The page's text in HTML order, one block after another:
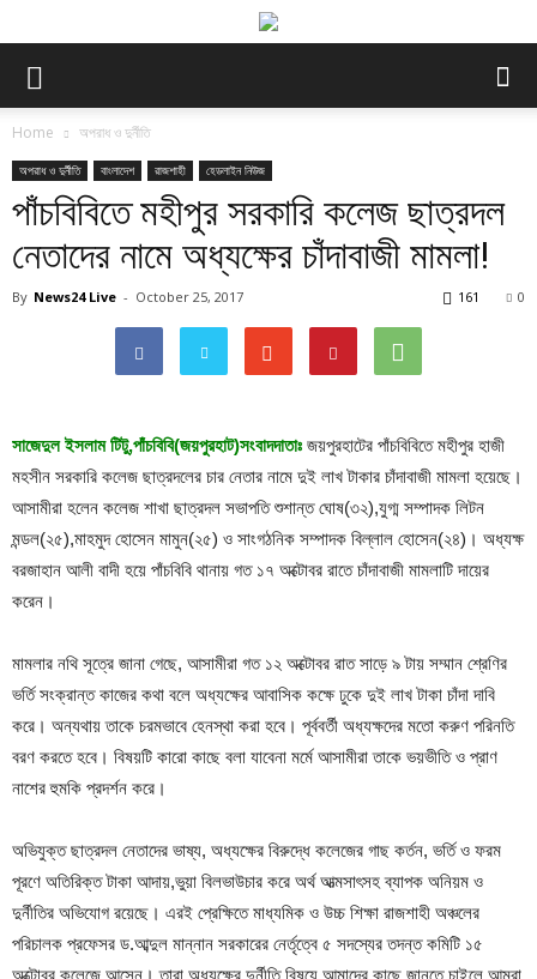
Home অপরাধ ও দুর্নীতি
অপরাধ ও দুর্নীতি বাংলাদেশ রাজশাহী হেডলাইন নিউজ
পাঁচবিবিতে মহীপুর সরকারি কলেজ ছাত্রদল
নেতাদের নামে অধ্যক্ষের চাঁদাবাজী মামলা!
By News24 Live - October 25, 2017 0
161
সাজেদুল ইসলাম টিটু,পাঁচবিবি(জয়পুরহাট)সংবাদদাতাঃ জয়পুরহাটের পাঁচবিবিতে মহীপুর হাজী
মহসীন সরকারি কলেজ ছাত্রদলের চার নেতার নামে দুই লাখ টাকার চাঁদাবাজী মামলা হয়েছে।
আসামীরা হলেন কলেজ শাখা ছাত্রদল সভাপতি শুশান্ত ঘোষ(৩২),যুগ্ম সম্পাদক লিটন
মন্ডল(২৫),মাহমুদ হোসেন মামুন(২৫) ও সাংগঠনিক সম্পাদক বিল্লাল হোসেন(২৪)। অধ্যক্ষ
বরজাহান আলী বাদী হয়ে পাঁচবিবি থানায় গত ১৭ অক্টোবর রাতে চাঁদাবাজী মামলাটি দায়ের
করেন।
মামলার নথি সূত্রে জানা গেছে, আসামীরা গত ১২ অক্টোবর রাত সাড়ে ৯ টায় সম্মান শ্রেণির
ভর্তি সংক্রান্ত কাজের কথা বলে অধ্যক্ষের আবাসিক কক্ষে ঢুকে দুই লাখ টাকা চাঁদা দাবি
করে। অন্যথায় তাকে চরমভাবে হেনস্থা করা হবে। পূর্ববর্তী অধ্যক্ষদের মতো করুণ পরিনতি
বরণ করতে হবে। বিষয়টি কারো কাছে বলা যাবেনা মর্মে আসামীরা তাকে ভয়ভীতি ও প্রাণ
নাশের হুমকি প্রদর্শন করে।
অভিযুক্ত ছাত্রদল নেতাদের ভাষ্য, অধ্যক্ষের বিরুদ্ধে কলেজের গাছ কর্তন, ভর্তি ও ফরম
পূরণে অতিরিক্ত টাকা আদায়,ভুয়া বিলভাউচার করে অর্থ আত্মসাৎসহ ব্যাপক অনিয়ম ও
দুর্নীতির অভিযোগ রয়েছে। এরই প্রেক্ষিতে মাধ্যমিক ও উচ্চ শিক্ষা রাজশাহী অঞ্চলের
পরিচালক প্রফেসর ড.আব্দুল মান্নান সরকারের নের্তৃত্বে ৫ সদস্যের তদন্ত কমিটি ১৫
অক্টোবর কলেজে আসেন। তারা অধ্যক্ষের দুর্নীতি বিষয়ে আমাদের কাছে জানতে চাইলে আমরা